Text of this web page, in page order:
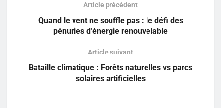
Article précédent
Quand le vent ne souffle pas : le défi des
pénuries d’énergie renouvelable
Article suivant
Bataille climatique : Forêts naturelles vs parcs
solaires artificielles